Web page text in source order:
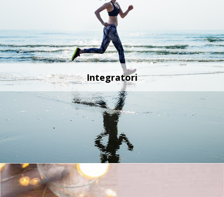
Integratori